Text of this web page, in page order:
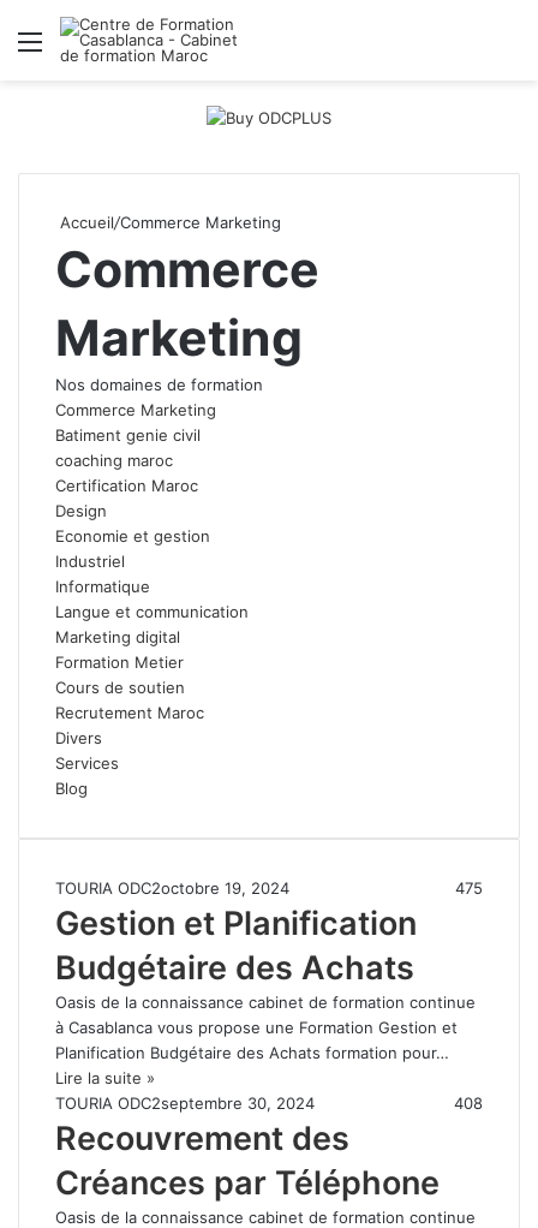
Menu
Accueil/Commerce Marketing
Commerce
Marketing
Nos domaines de formation
Commerce Marketing
Batiment genie civil
coaching maroc
Certification Maroc
Design
Economie et gestion
Industriel
Informatique
Langue et communication
Marketing digital
Formation Metier
Cours de soutien
Recrutement Maroc
Divers
Services
Blog
TOURIA ODC2octobre 19, 2024 475
Gestion et Planification
Budgétaire des Achats
Oasis de la connaissance cabinet de formation continue
à Casablanca vous propose une Formation Gestion et
Planification Budgétaire des Achats formation pour…
Lire la suite »
TOURIA ODC2septembre 30, 2024 408
Recouvrement des
Créances par Téléphone
Oasis de la connaissance cabinet de formation continue